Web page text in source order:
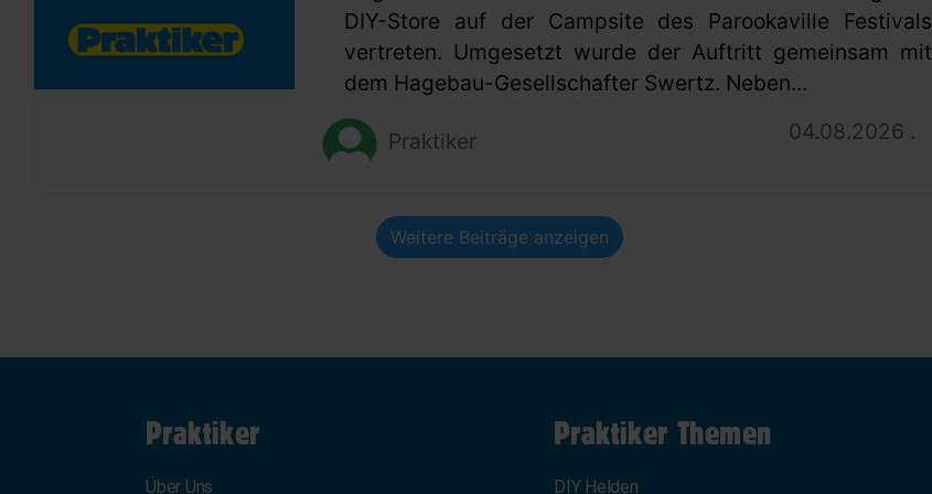
DIY-Store auf der Campsite des Parookaville Festivals
vertreten. Umgesetzt wurde der Auftritt gemeinsam mit
dem Hagebau-Gesellschafter Swertz. Neben...
Praktiker 04.08.2026 .
Weitere Beiträge anzeigen
Praktiker
Über Uns
Praktiker Themen
DIY Helden